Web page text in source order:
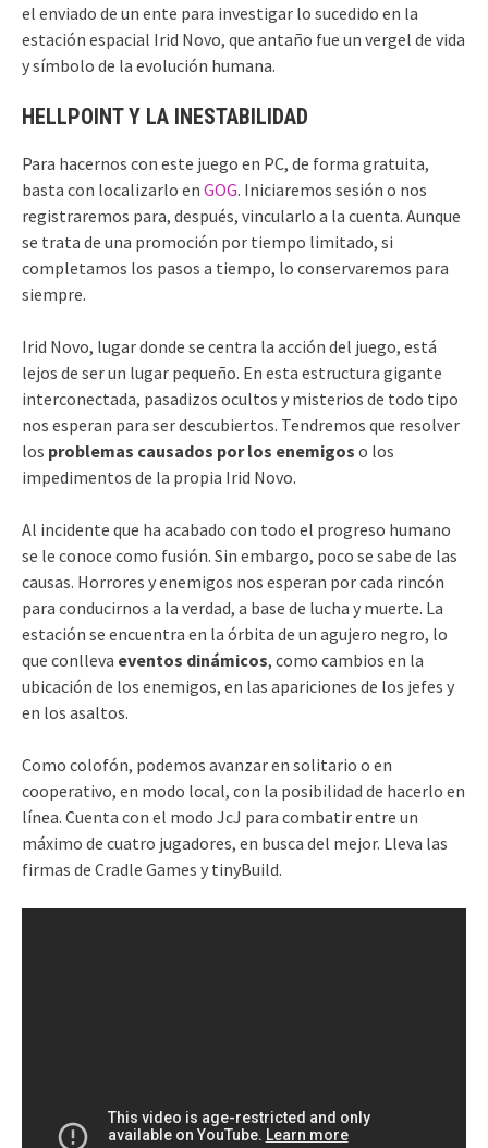
el enviado de un ente para investigar lo sucedido en la
estación espacial Irid Novo, que antaño fue un vergel de vida
y símbolo de la evolución humana.
HELLPOINT Y LA INESTABILIDAD
Para hacernos con este juego en PC, de forma gratuita,
basta con localizarlo en GOG. Iniciaremos sesión o nos
registraremos para, después, vincularlo a la cuenta. Aunque
se trata de una promoción por tiempo limitado, si
completamos los pasos a tiempo, lo conservaremos para
siempre.
Irid Novo, lugar donde se centra la acción del juego, está
lejos de ser un lugar pequeño. En esta estructura gigante
interconectada, pasadizos ocultos y misterios de todo tipo
nos esperan para ser descubiertos. Tendremos que resolver
los problemas causados por los enemigos o los
impedimentos de la propia Irid Novo.
Al incidente que ha acabado con todo el progreso humano
se le conoce como fusión. Sin embargo, poco se sabe de las
causas. Horrores y enemigos nos esperan por cada rincón
para conducirnos a la verdad, a base de lucha y muerte. La
estación se encuentra en la órbita de un agujero negro, lo
que conlleva eventos dinámicos, como cambios en la
ubicación de los enemigos, en las apariciones de los jefes y
en los asaltos.
Como colofón, podemos avanzar en solitario o en
cooperativo, en modo local, con la posibilidad de hacerlo en
línea. Cuenta con el modo JcJ para combatir entre un
máximo de cuatro jugadores, en busca del mejor. Lleva las
firmas de Cradle Games y tinyBuild.